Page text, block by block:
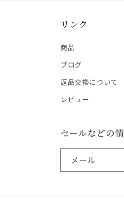
リンク
商品
ブログ
返品交換について
レビュー
セールなどの
メール